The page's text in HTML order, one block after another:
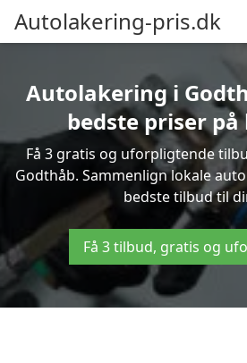
Autolakering-pris.dk
Autolakering i
bedste priser
Få 3 gratis og uforpligtende
Godthåb. Sammenlign lokale
bedste tilbud til
Få 3 tilbud, gratis og